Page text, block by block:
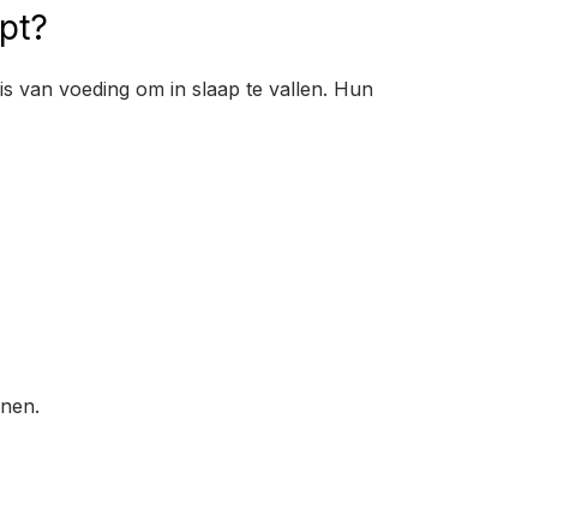
van voeding om in slaap te vallen. Hun